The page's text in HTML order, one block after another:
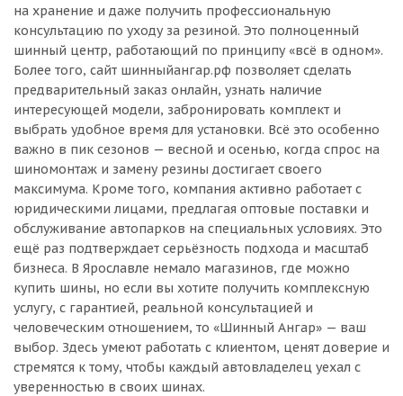
на хранение и даже получить профессиональную
консультацию по уходу за резиной. Это полноценный
шинный центр, работающий по принципу «всё в одном».
Более того, сайт шинныйангар.рф позволяет сделать
предварительный заказ онлайн, узнать наличие
интересующей модели, забронировать комплект и
выбрать удобное время для установки. Всё это особенно
важно в пик сезонов — весной и осенью, когда спрос на
шиномонтаж и замену резины достигает своего
максимума. Кроме того, компания активно работает с
юридическими лицами, предлагая оптовые поставки и
обслуживание автопарков на специальных условиях. Это
ещё раз подтверждает серьёзность подхода и масштаб
бизнеса. В Ярославле немало магазинов, где можно
купить шины, но если вы хотите получить комплексную
услугу, с гарантией, реальной консультацией и
человеческим отношением, то «Шинный Ангар» — ваш
выбор. Здесь умеют работать с клиентом, ценят доверие и
стремятся к тому, чтобы каждый автовладелец уехал с
уверенностью в своих шинах.